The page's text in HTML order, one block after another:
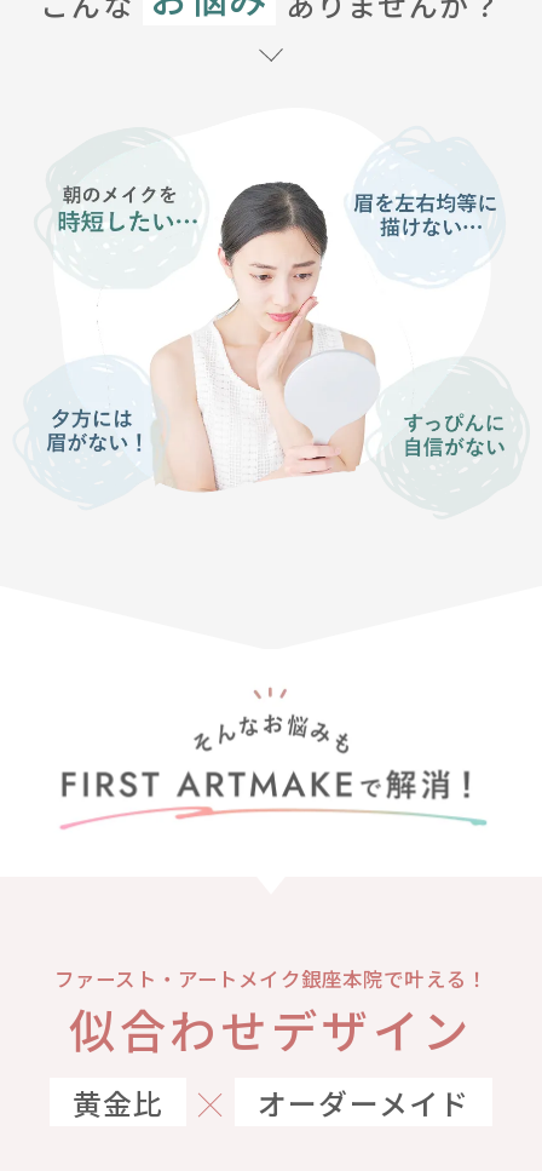
ファースト・アートメイク銀座本院で叶える！
似合わせデザイン
黄金比 オーダーメイド